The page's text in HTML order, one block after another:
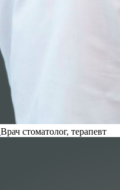
Врач стоматолог, терапевт